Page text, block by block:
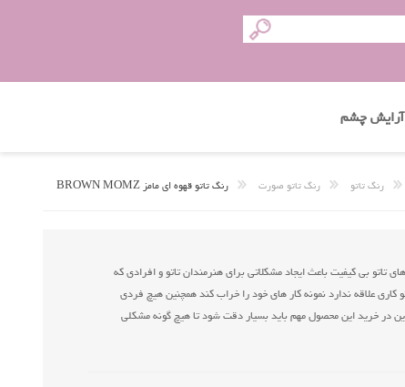
آرایش چشم
رنگ تاتو رنگ تاتو صورت رنگ تاتو قهوه ای مامز BROWN MOMZ
تاتو بی کیفیت باعث ایجاد مشکلاتی برای هنرمندان تاتو و افرادی که
علاقه ندارد نمونه کار های خود را خراب کند همچنین هیچ فردی
در خرید این محصول مهم باید بسیار دقت شود تا هیچ گونه مشکلی